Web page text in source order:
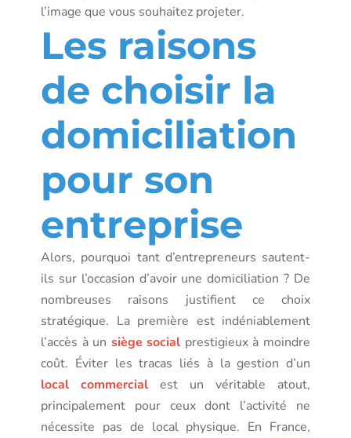
l’image que vous souhaitez projeter.
Les raisons
de choisir la
domiciliation
pour son
entreprise
Alors, pourquoi tant d’entrepreneurs sautent-
ils sur l’occasion d’avoir une domiciliation ? De
nombreuses raisons justifient ce choix
stratégique. La première est indéniablement
l’accès à un siège social prestigieux à moindre
coût. Éviter les tracas liés à la gestion d’un
local commercial est un véritable atout,
principalement pour ceux dont l’activité ne
nécessite pas de local physique. En France,